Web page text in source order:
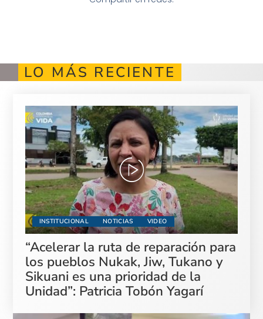
LO MÁS RECIENTE
INSTITUCIONAL NOTICIAS VIDEO
“Acelerar la ruta de reparación para
los pueblos Nukak, Jiw, Tukano y
Sikuani es una prioridad de la
Unidad”: Patricia Tobón Yagarí